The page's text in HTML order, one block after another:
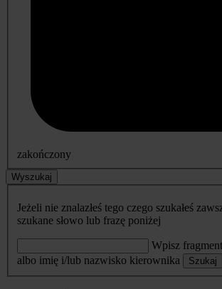
zakończony
Wyszukaj
Jeżeli nie znalazłeś tego czego szukałeś
szukane słowo lub frazę poniżej
Wpisz
albo imię i/lub nazwisko kierownika
Szukaj